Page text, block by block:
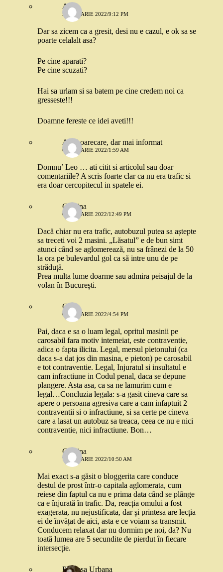
Ana
5 IANUARIE 2022/9:12 PM
Dar sa zicem ca a gresit, desi nu e cazul, e ok sa se
poarte celalalt asa?
Pe cine aparati?
Pe cine scuzati?
Hai sa urlam si sa batem pe cine credem noi ca
gresseste!!!
Doamne fereste ce idei aveti!!!
Altul oarecare, dar mai informat
6 IANUARIE 2022/1:59 AM
Domnu’ Leo … ati citit si articolul sau doar
comentariile? A scris foarte clar ca nu era trafic si
era doar cercopitecul in spatele ei.
Cristina
6 IANUARIE 2022/12:49 PM
Dacă chiar nu era trafic, autobuzul putea sa aștepte
sa treceti voi 2 masini. „Lăsatul” e de bun simt
atunci când se aglomerează, nu sa frânezi de la 50
la ora pe bulevardul gol ca să intre unu de pe
străduță.
Prea multa lume doarme sau admira peisajul de la
volan în București.
Cora
6 IANUARIE 2022/4:54 PM
Pai, daca e sa o luam legal, opritul masinii pe
carosabil fara motiv intemeiat, este contraventie,
adica o fapta ilicita. Legal, mersul pietonului (ca
daca s-a dat jos din masina, e pieton) pe carosabil
e tot contraventie. Legal, Injuratul si insultatul e
cam infractiune in Codul penal, daca se depune
plangere. Asta asa, ca sa ne lamurim cum e
legal…Concluzia legala: s-a gasit cineva care sa
apere o persoana agresiva care a cam infaptuit 2
contraventii si o infractiune, si sa certe pe cineva
care a lasat un autobuz sa treaca, ceea ce nu e nici
contraventie, nici infractiune. Bon…
Cristina
7 IANUARIE 2022/10:50 AM
Mai exact s-a găsit o bloggerita care conduce
destul de prost într-o capitala aglomerata, cum
reiese din faptul ca nu e prima data când se plânge
ca e înjurată în trafic. Da, reacția omului a fost
exagerata, nu nejustificata, dar și printesa are lecția
ei de învățat de aici, asta e ce voiam sa transmit.
Conducem relaxat dar nu dormim pe noi, da? Nu
toată lumea are 5 secundite de pierdut în fiecare
intersecție.
Printesa Urbana